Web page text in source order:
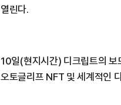
열린다.
10일(현지시간) 디크립트의 보
오토글리프 NFT 및 세계적인